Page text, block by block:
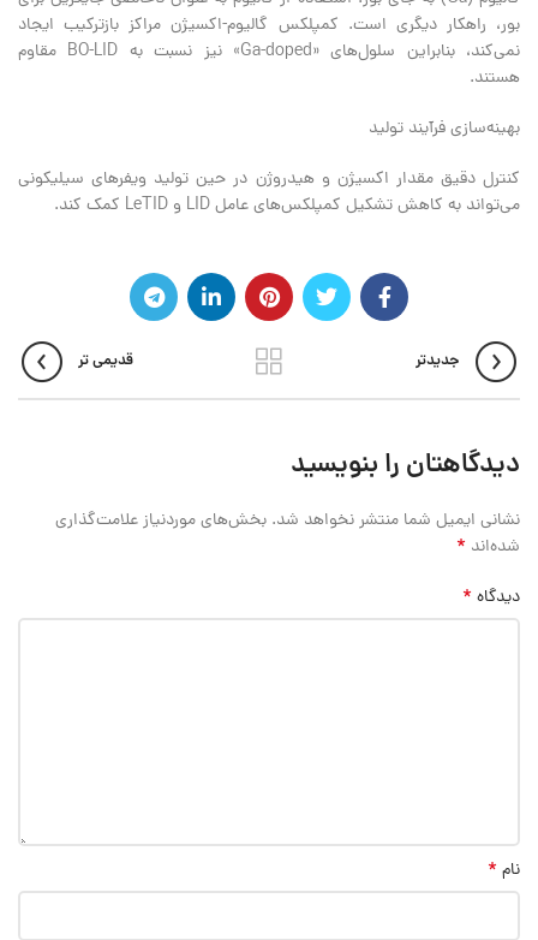
بور، راهکار دیگری است. کمپلکس گالیوم-اکسیژن مراکز بازترکیب ایجاد
نمی‌کند، بنابراین سلول‌های «Ga-doped» نیز نسبت به BO-LID مقاوم
هستند.
بهینه‌سازی فرآیند تولید
کنترل دقیق مقدار اکسیژن و هیدروژن در حین تولید ویفرهای سیلیکونی
می‌تواند به کاهش تشکیل کمپلکس‌های عامل LID و LeTID کمک کند.
جدیدتر قدیمی تر
دیدگاهتان را بنویسید
نشانی ایمیل شما منتشر نخواهد شد. بخش‌های موردنیاز علامت‌گذاری
شده‌اند *
دیدگاه *
نام *